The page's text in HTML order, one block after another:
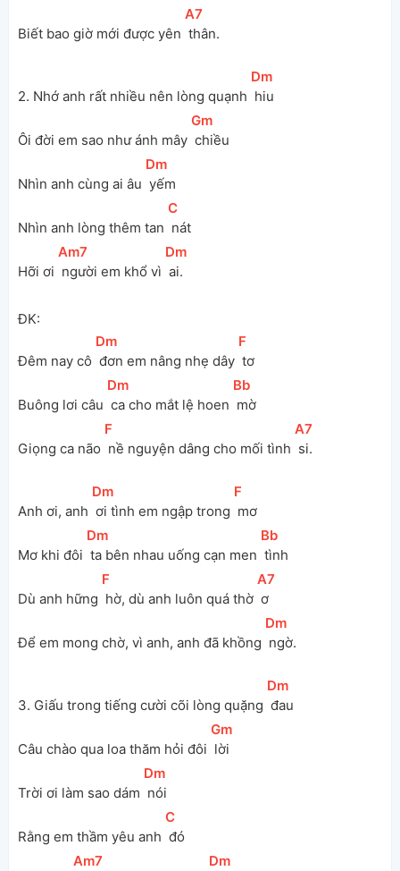
Biết bao giờ mới được yên
[
A7
thân.
2. Nhớ anh rất nhiều nên lòng quạnh
[Dm
hiu
Ôi đời em sao như ánh mây
[
Gm
chiều
Nhìn anh cùng ai âu
[Dm
yếm
Nhìn anh lòng thêm tan
[
C
nát
Hỡi ơi
[
Am7
người em khổ vì
[Dm
ai.
ĐK:
Đêm nay cô
[Dm
đơn em nâng nhẹ dây
[F
tơ
Buông lơi câu
[Dm
ca cho mắt lệ hoen
[Bb
mờ
Giọng ca não
[F
nề nguyện dâng cho mối tình
[
A7
si.
Anh ơi, anh
[Dm
ơi tình em ngập trong
[F
mơ
Mơ khi đôi
[Dm
ta bên nhau uống cạn men
[Bb
tình
Dù anh hững
[F
hờ, dù anh luôn quá thờ
[
A7
ơ
Để em mong chờ, vì anh, anh đã khồng
[Dm
ngờ.
3. Giấu trong tiếng cười cõi lòng quặng
[Dm
đau
Câu chào qua loa thăm hỏi đôi
[
Gm
lời
Trời ơi làm sao dám
[Dm
nói
Rằng em thầm yêu anh
[
C
đó
[
Am7 [Dm